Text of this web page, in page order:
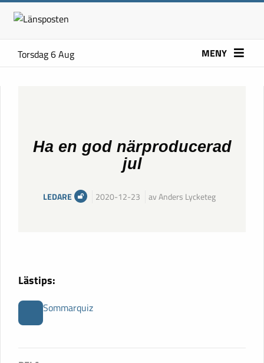
Torsdag 6 Aug MENY
Ha en god närproducerad
jul
LEDARE 2020-12-23 av Anders Lycketeg
Lästips:
Sommarquiz